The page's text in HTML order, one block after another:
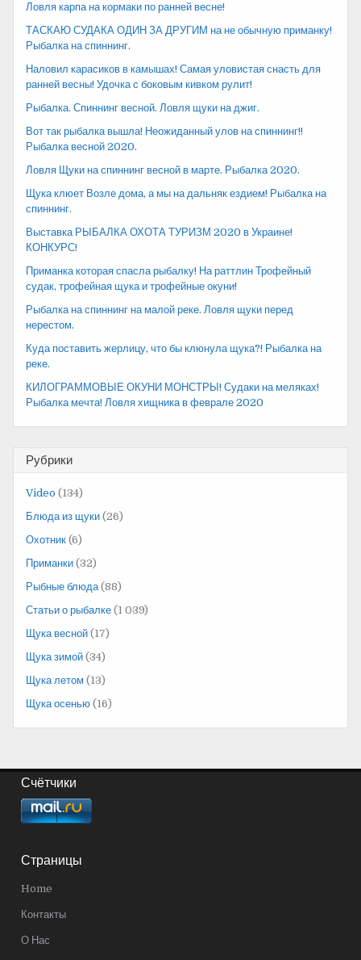
Ловля карпа на кормаки по ранней весне!
ТАСКАЮ СУДАКА ОДИН ЗА ДРУГИМ на не обычную приманку!
Рыбалка на спиннинг.
Наловил карасиков в камышах! Самая уловистая снасть для
ранней весны! Удочка с боковым кивком рулит!
Рыбалка. Спиннинг весной. Ловля щуки на джиг.
Вот так рыбалка вышла! Неожиданный улов на спиннинг!!
Рыбалка весной 2020.
Ловля Щуки на спиннинг весной в марте. Рыбалка 2020.
Щука клюет Возле дома, а мы на дальняк ездием! Рыбалка на
спиннинг.
Выставка РЫБАЛКА ОХОТА ТУРИЗМ 2020 в Украине!
КОНКУРС!
Приманка которая спасла рыбалку! На раттлин Трофейный
судак, трофейная щука и трофейные окуни!
Рыбалка на спиннинг на малой реке. Ловля щуки перед
нерестом.
Куда поставить жерлицу, что бы клюнула щука?! Рыбалка на
реке.
КИЛОГРАММОВЫЕ ОКУНИ МОНСТРЫ! Судаки на меляках!
Рыбалка мечта! Ловля хищника в феврале 2020
Рубрики
Video (134)
Блюда из щуки (26)
Охотник (6)
Приманки (32)
Рыбные блюда(88)
Статьи о рыбалке (1 039)
Щука весной (17)
Щука зимой (34)
Щука летом (13)
Щука осенью (16)
Счётчики
Страницы
Home
Контакты
О Нас